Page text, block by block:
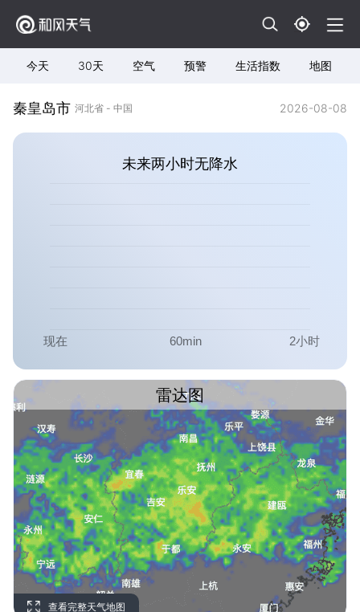
今天 30天 空气 预警 生活指数 地图
秦皇岛市 河北省 - 中国 2026-08-08
未来两小时无降水
雷达图
查看完整天气地图